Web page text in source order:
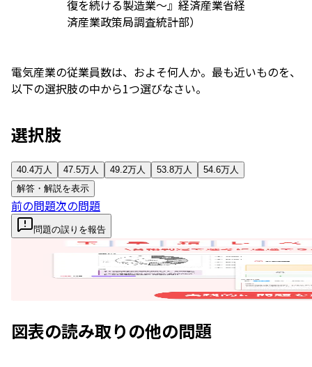
復を続ける製造業～』経済産業省経
済産業政策局調査統計部）
電気産業の従業員数は、およそ何人か。最も近いものを、
以下の選択肢の中から1つ選びなさい。
選択肢
40.4万人 47.5万人 49.2万人 53.8万人
54.6万人
解答・解説を表示
前の問題次の問題
問題の誤りを報告
図表の読み取りの他の問題